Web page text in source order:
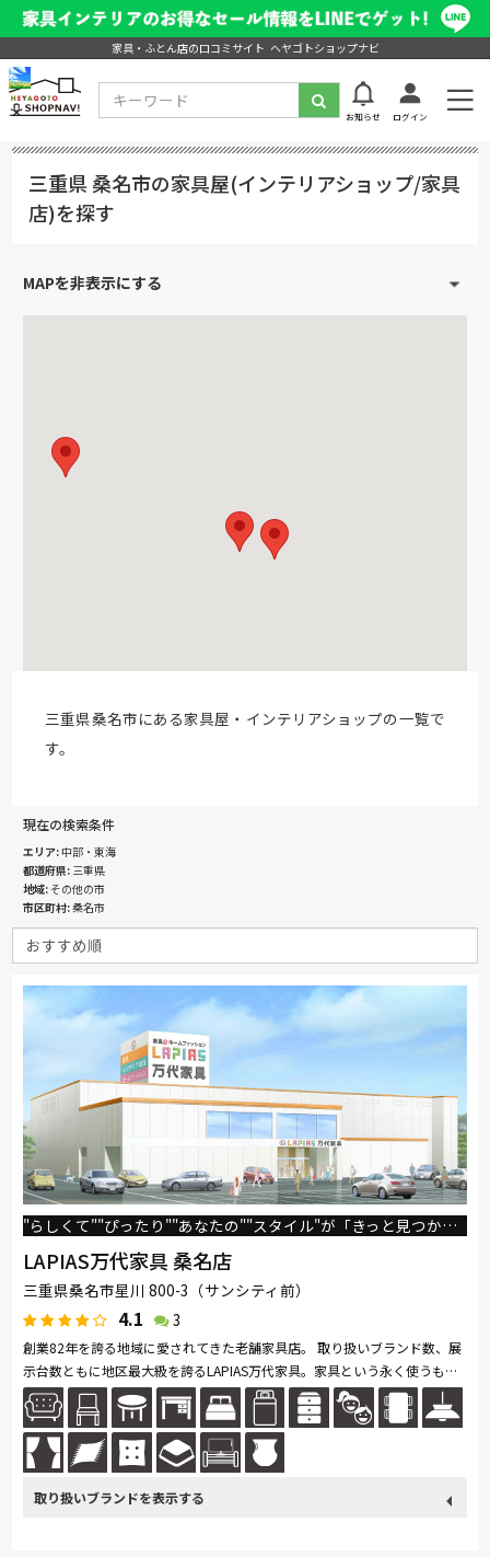
家具・ふとん店の口コミサイト ヘヤゴトショップナビ
お知らせ ログイン
三重県 桑名市の家具屋(インテリアショップ/家具
店)を探す
三重県桑名市にある家具屋・インテリアショップの一覧で
す。
現在の検索条件
エリア 中部・東海
都道府県 三重県
地域 その他の市
市区町村 桑名市
"らしくて""ぴったり""あなたの""スタイル"が「きっと見つかる」お店
LAPIAS万代家具 桑名店
三重県桑名市星川 800-3（サンシティ前）
4.1 3
創業82年を誇る地域に愛されてきた老舗家具店。 取り扱いブランド数、展
示台数ともに地区最大級を誇るLAPIAS万代家具。家具という永く使うもの
だからこそ、お客様に安心して頂けるように専門のスタッフが親切丁寧に...
続きを読む